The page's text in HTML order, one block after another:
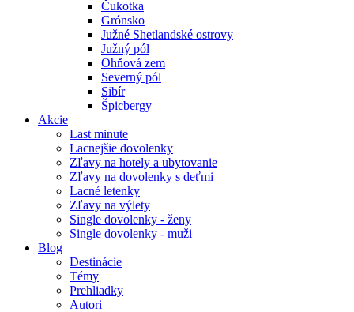
Čukotka
Grónsko
Južné Shetlandské ostrovy
Južný pól
Ohňová zem
Severný pól
Sibír
Špicbergy
Akcie
Last minute
Lacnejšie dovolenky
Zľavy na hotely a ubytovanie
Zľavy na dovolenky s deťmi
Lacné letenky
Zľavy na výlety
Single dovolenky - ženy
Single dovolenky - muži
Blog
Destinácie
Témy
Prehliadky
Autori